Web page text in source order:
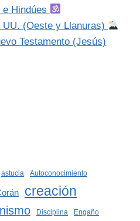
Hindúes
(Oeste y Llanuras)
Testamento (Jesús)
astucia Autoconocimiento
creación
Disciplina Engaño